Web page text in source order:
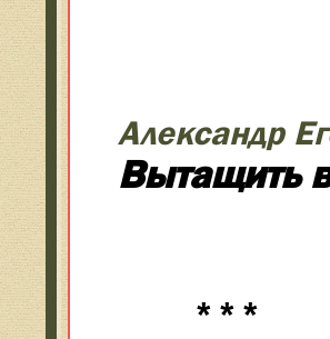
Александр
Вытащить
* * *